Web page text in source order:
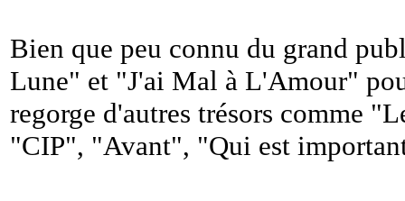
Bien que peu connu du grand
Lune" et "J'ai Mal à L'Amour"
regorge d'autres trésors comme
"CIP", "Avant", "Qui est